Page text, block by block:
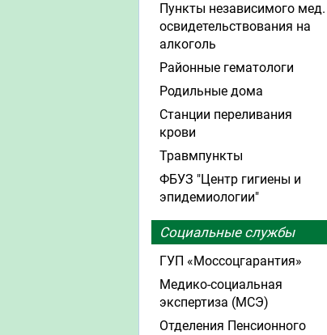
Пункты независимого мед.
освидетельствования на
алкоголь
Районные гематологи
Родильные дома
Станции переливания
крови
Травмпункты
ФБУЗ "Центр гигиены и
эпидемиологии"
Социальные службы
ГУП «Моссоцгарантия»
Медико-социальная
экспертиза (МСЭ)
Отделения Пенсионного